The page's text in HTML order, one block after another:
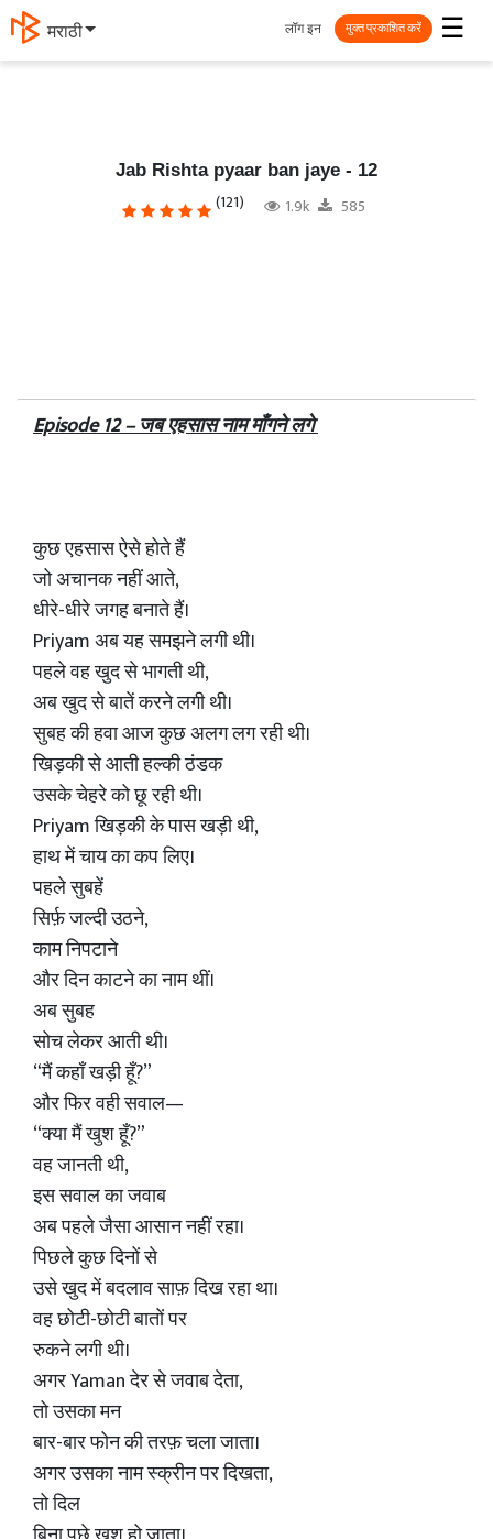
मराठी ☰
लॉग इन मुक्त प्रकाशित करें
Jab Rishta pyaar ban jaye - 12
(121) 1.9k 585
Episode 12 – जब एहसास नाम माँगने लगे
कुछ एहसास ऐसे होते हैं
जो अचानक नहीं आते,
धीरे-धीरे जगह बनाते हैं।
Priyam अब यह समझने लगी थी।
पहले वह खुद से भागती थी,
अब खुद से बातें करने लगी थी।
सुबह की हवा आज कुछ अलग लग रही थी।
खिड़की से आती हल्की ठंडक
उसके चेहरे को छू रही थी।
Priyam खिड़की के पास खड़ी थी,
हाथ में चाय का कप लिए।
पहले सुबहें
सिर्फ़ जल्दी उठने,
काम निपटाने
और दिन काटने का नाम थीं।
अब सुबह
सोच लेकर आती थी।
“मैं कहाँ खड़ी हूँ?”
और फिर वही सवाल—
“क्या मैं खुश हूँ?”
वह जानती थी,
इस सवाल का जवाब
अब पहले जैसा आसान नहीं रहा।
पिछले कुछ दिनों से
उसे खुद में बदलाव साफ़ दिख रहा था।
वह छोटी-छोटी बातों पर
रुकने लगी थी।
अगर Yaman देर से जवाब देता,
तो उसका मन
बार-बार फोन की तरफ़ चला जाता।
अगर उसका नाम स्क्रीन पर दिखता,
तो दिल